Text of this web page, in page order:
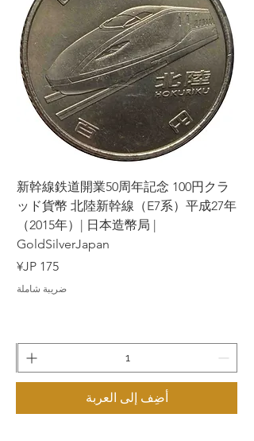
新幹線鉄道開業50周年記念 100円クラ
ッド貨幣 北陸新幹線（E7系）平成27年
（2015年）| 日本造幣局 |
GoldSilverJapan
السعر
ضريبة شاملة
أضِف إلى العربة